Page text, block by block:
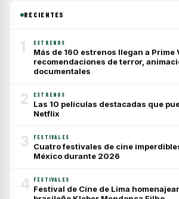
RECIENTES
1 ESTRENOS
Más de 160 estrenos llegan a Prime
recomendaciones de terror,
documentales
2 ESTRENOS
Las 10 películas destacadas que
Netflix
3 FESTIVALES
Cuatro festivales de cine
México durante 2026
4 FESTIVALES
Festival de Cine de Lima